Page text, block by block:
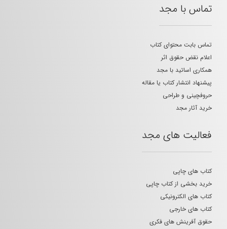
تماس با مجد
تماس بابت محتوای کتاب
اعلام نقض حقوق اثر
همکاری اساتید با مجد
پیشنهاد انتشار کتاب یا مقاله
حروفچینی و طراحی
خرید آثار مجد
فعالیت های مجد
کتاب های چاپی
خرید بخشی از کتاب چاپی
کتاب های الکترونیکی
کتاب های خارجی
حقوق آفرینش های فکری